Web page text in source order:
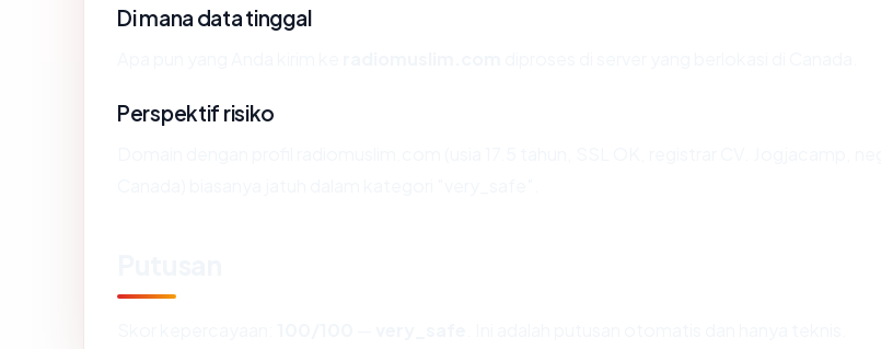
Di mana data tinggal
Perspektif risiko